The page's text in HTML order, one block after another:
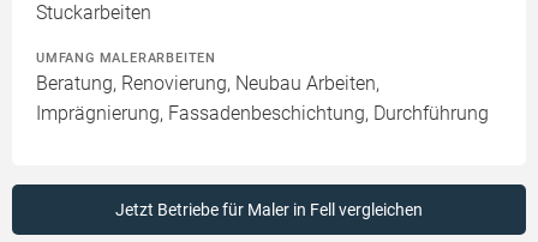
Stuckarbeiten
UMFANG MALERARBEITEN
Beratung, Renovierung, Neubau Arbeiten,
Imprägnierung, Fassadenbeschichtung, Durchführung
Jetzt Betriebe für Maler in Fell vergleichen